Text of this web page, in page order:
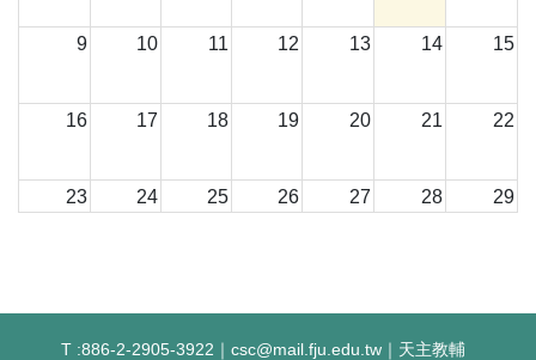
9 10 11 12 13 14 15
16 17 18 19 20 21 22
23 24 25 26 27 28 29
T :886-2-2905-3922｜csc@mail.fju.edu.tw ｜天主教輔